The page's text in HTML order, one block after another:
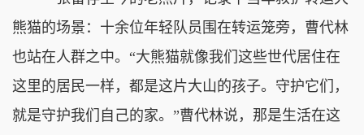
熊猫的场景：十余位年轻队员围在转运笼旁，曹代林
也站在人群之中。“大熊猫就像我们这些世代居住在
这里的居民一样，都是这片大山的孩子。守护它们，
就是守护我们自己的家。”曹代林说，那是生活在这